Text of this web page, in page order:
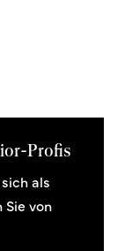
Profis
als
von